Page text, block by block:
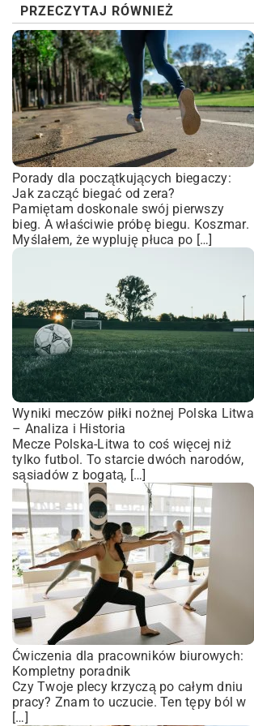
PRZECZYTAJ RÓWNIEŻ
Porady dla początkujących biegaczy:
Jak zacząć biegać od zera?
Pamiętam doskonale swój pierwszy
bieg. A właściwie próbę biegu. Koszmar.
Myślałem, że wypluję płuca po […]
Wyniki meczów piłki nożnej Polska Litwa
– Analiza i Historia
Mecze Polska-Litwa to coś więcej niż
tylko futbol. To starcie dwóch narodów,
sąsiadów z bogatą, […]
Ćwiczenia dla pracowników biurowych:
Kompletny poradnik
Czy Twoje plecy krzyczą po całym dniu
pracy? Znam to uczucie. Ten tępy ból w
[…]